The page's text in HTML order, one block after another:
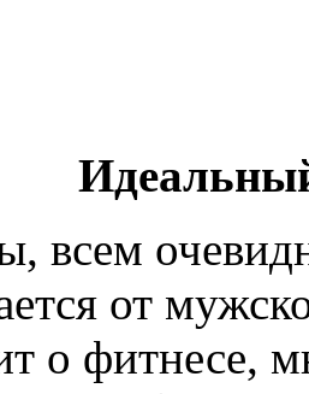
всем
от
о фитнесе,